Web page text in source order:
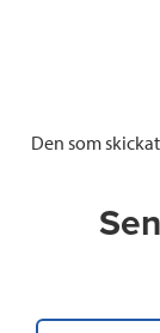
Den som